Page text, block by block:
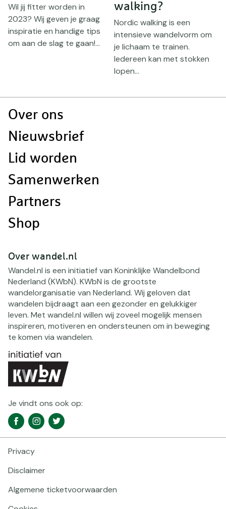
Wil jij fitter worden in
2023? Wij geven je graag
inspiratie en handige tips
om aan de slag te gaan!...
walking?
Nordic walking is een
intensieve wandelvorm om
je lichaam te trainen.
Iedereen kan met stokken
lopen...
Doormat
Over ons
Nieuwsbrief
Lid worden
Samenwerken
Partners
Shop
Over wandel.nl
Wandel.nl is een initiatief van Koninklijke Wandelbond
Nederland (KWbN). KWbN is de grootste
wandelorganisatie van Nederland. Wij geloven dat
wandelen bijdraagt aan een gezonder en gelukkiger
leven. Met wandel.nl willen wij zoveel mogelijk mensen
inspireren, motiveren en ondersteunen om in beweging
te komen via wandelen.
Je vindt ons ook op:
Social
media
FacebookInstagramTwitter
Footer
navigatie
Privacy
Disclaimer
Algemene ticketvoorwaarden